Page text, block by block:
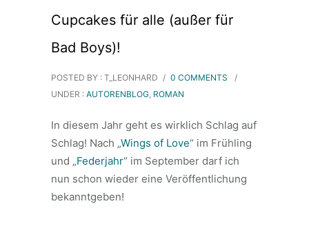
Cupcakes für alle (außer für
Bad Boys)!
POSTED BY : T_LEONHARD / 0 COMMENTS
/
UNDER : AUTORENBLOG, ROMAN
In diesem Jahr geht es wirklich Schlag auf
Schlag! Nach „Wings of Love“ im Frühling
und „Federjahr“ im September darf ich
nun schon wieder eine Veröffentlichung
bekanntgeben!